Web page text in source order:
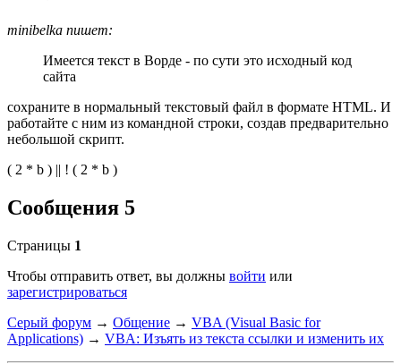
minibelka пишет:
Имеется текст в Ворде - по сути это исходный код
сайта
сохраните в нормальный текстовый файл в формате HTML. И
работайте с ним из командной строки, создав предварительно
небольшой скрипт.
( 2 * b ) || ! ( 2 * b )
Сообщения 5
Страницы 1
Чтобы отправить ответ, вы должны войти или
зарегистрироваться
Серый форум → Общение → VBA (Visual Basic for
Applications) → VBA: Изъять из текста ссылки и изменить их